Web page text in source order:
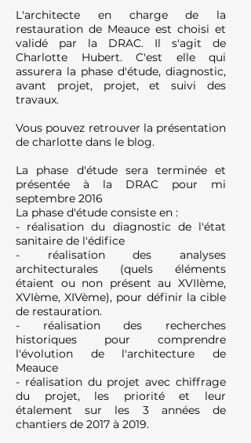
L'architecte en charge de la
restauration de Meauce est choisi et
validé par la DRAC. Il s'agit de
Charlotte Hubert. C'est elle qui
assurera la phase d'étude, diagnostic,
avant projet, projet, et suivi des
travaux.
Vous pouvez retrouver la présentation
de charlotte dans le blog.
La phase d'étude sera terminée et
présentée à la DRAC pour mi
septembre 2016
La phase d'étude consiste en :
- réalisation du diagnostic de l'état
sanitaire de l'édifice
- réalisation des analyses
architecturales (quels éléments
étaient ou non présent au XVIIème,
XVIème, XIVème), pour définir la cible
de restauration.
- réalisation des recherches
historiques pour comprendre
l'évolution de l'architecture de
Meauce
- réalisation du projet avec chiffrage
du projet, les priorité et leur
étalement sur les 3 années de
chantiers de 2017 à 2019.